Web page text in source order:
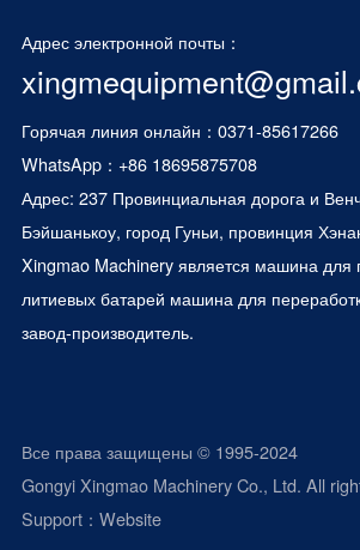
Адрес электронной почты：
Горячая линия онлайн：0371-85617266
WhatsApp： +86 18695875708
Адрес: 237 Провинциальная дорога и
Бэйшанькоу, город Гуньи, провинция
Xingmao Machinery является машина для
литиевых батарей машина для
завод-производитель.
Все права защищены © 1995-2024
Gongyi Xingmao Machinery Co., Ltd. All
Support： Website